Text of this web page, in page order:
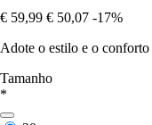
€ 59,99 € 50,07 -17%
Adote o estilo e o
Tamanho
*